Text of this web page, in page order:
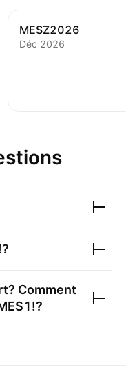
MESZ2026
Déc 2026
?
Comment
?